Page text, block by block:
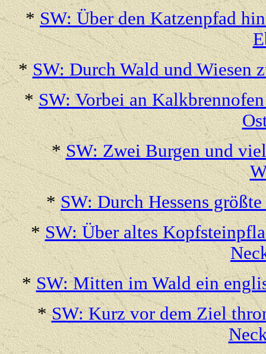
*SW: Über den Katzenpfad
* SW: Durch Wald und Wiesen
*SW: Vorbei an
*SW: Zwei Burgen und
* SW: Durch Hessens
*SW: Über altes
*SW: Mitten im Wald ein
*SW: Kurz vor dem Ziel